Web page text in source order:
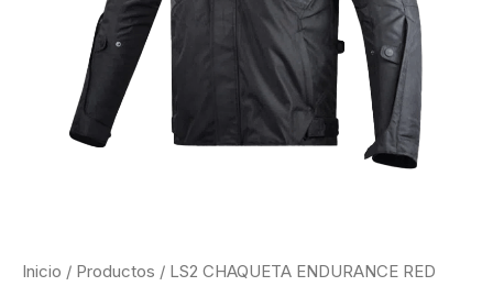
Inicio / Productos / LS2 CHAQUETA ENDURANCE RED